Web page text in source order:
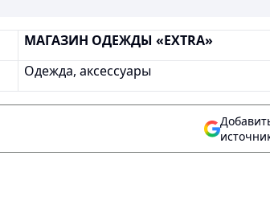
МАГАЗИН ОДЕЖДЫ «EXTRA»
Одежда, аксессуары